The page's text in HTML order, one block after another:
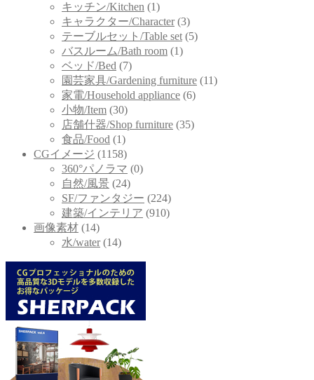
キッチン/Kitchen (1)
キャラクター/Character (3)
テーブルセット/Table set (5)
バスルーム/Bath room (1)
ベッド/Bed (7)
園芸家具/Gardening furniture (11)
家電/Household appliance (6)
小物/Item (30)
店舗什器/Shop furniture (35)
食品/Food (1)
CGイメージ (1158)
360°パノラマ (0)
自然/風景 (24)
SF/ファンタジー (224)
建築/インテリア (910)
画像素材 (14)
水/water (14)